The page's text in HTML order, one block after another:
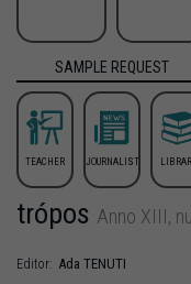
SAMPLE REQUEST
TEACHER JOURNALIST
trópos Anno XIII,
Editor: Ada TENUTI